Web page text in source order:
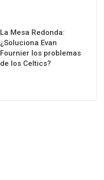
La Mesa Redonda:
¿Soluciona Evan
Fournier los problemas
de los Celtics?